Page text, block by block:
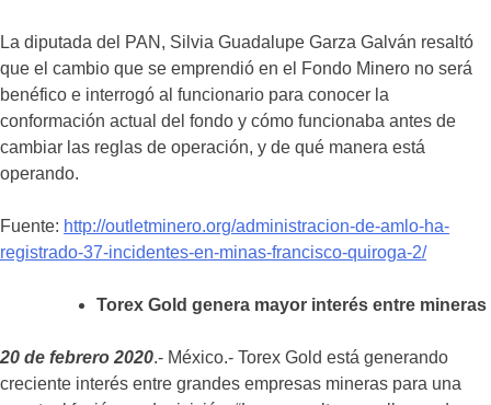
La diputada del PAN, Silvia Guadalupe Garza Galván resaltó
que el cambio que se emprendió en el Fondo Minero no será
benéfico e interrogó al funcionario para conocer la
conformación actual del fondo y cómo funcionaba antes de
cambiar las reglas de operación, y de qué manera está
operando.
Fuente: http://outletminero.org/administracion-de-amlo-ha-
registrado-37-incidentes-en-minas-francisco-quiroga-2/
Torex Gold genera mayor interés entre mineras
20 de febrero 2020.- México.- Torex Gold está generando
creciente interés entre grandes empresas mineras para una